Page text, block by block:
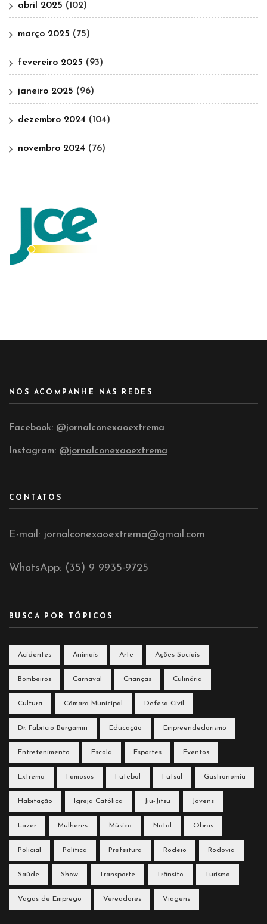
abril 2025 (102)
março 2025 (75)
fevereiro 2025 (93)
janeiro 2025 (96)
dezembro 2024 (104)
novembro 2024 (76)
NOS ACOMPANHE NAS REDES
Facebook: @jornalconexaoextrema
Instagram: @jornalconexaoextrema
CONTATOS
E-mail: jornalconexaoextrema@gmail.com
WhatsApp: (35) 9 9935-9725
BUSCA POR TÓPICOS
Acidentes Animais Arte Ações Sociais
Bombeiros Carnaval Crianças Culinária
Cultura Câmara Municipal Defesa Civil
Dr. Fabrício Bergamin Educação Empreendedorismo
Entretenimento Escola Esportes Eventos
Extrema Famosos Futebol Futsal Gastronomia
Habitação Igreja Católica Jiu-Jitsu Jovens
Lazer Mulheres Música Natal Obras
Policial Política Prefeitura Rodeio Rodovia
Saúde Show Transporte Trânsito Turismo
Vagas de Emprego Vereadores Viagens